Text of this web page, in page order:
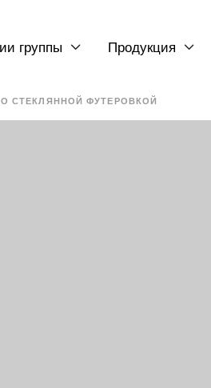
группы  Продукция 
СТЕКЛЯННОЙ ФУТЕРОВКОЙ